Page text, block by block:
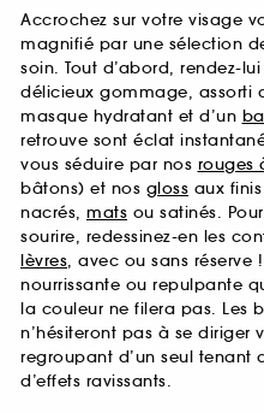
Accrochez sur votre visage
magnifié par une sélection
soin. Tout d’abord, rendez-
délicieux gommage, assorti
masque hydratant et d’un
retrouve sont éclat
vous séduire par nos rouges
bâtons) et nos gloss aux
nacrés, mats ou satinés.
sourire, redessinez-en les
lèvres, avec ou sans réserve
nourrissante ou repulpante
la couleur ne filera pas. Les
n’hésiteront pas à se diriger
regroupant d’un seul tenant
d’effets ravissants.